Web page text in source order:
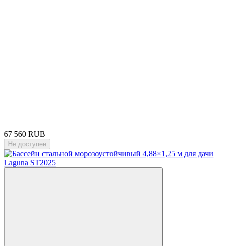
67 560 RUB
Не доступен